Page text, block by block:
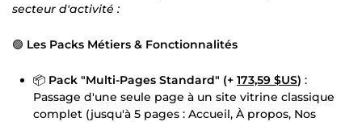
secteur d'activité :
🟢 Les Packs Métiers & Fonctionnalités
📦 Pack "Multi-Pages Standard" (+ 173,59 $US) :
Passage d'une seule page à un site vitrine classique
complet (jusqu'à 5 pages : Accueil, À propos, Nos